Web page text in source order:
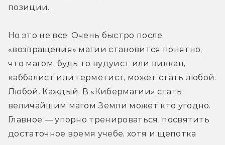
позиции.
Но это не все. Очень быстро после
«возвращения» магии становится понятно,
что магом, будь то вудуист или виккан,
каббалист или герметист, может стать любой.
Любой. Каждый. В «Кибермагии» стать
величайшим магом Земли может кто угодно.
Главное — упорно тренироваться, посвятить
достаточное время учебе, хотя и щепотка